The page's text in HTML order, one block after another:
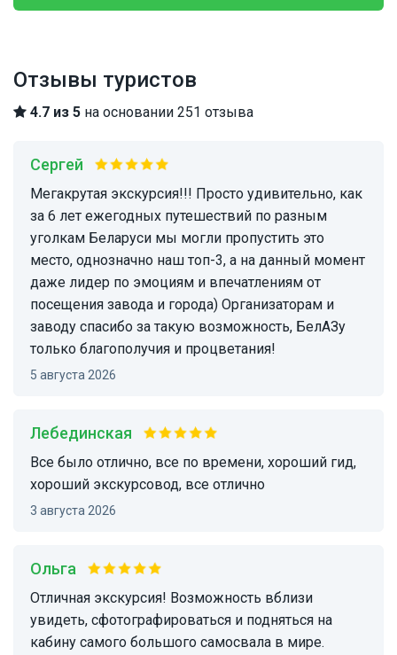
Отзывы туристов
4.7 из 5 на основании 251 отзыва
Сергей
Мегакрутая экскурсия!!! Просто удивительно, как
за 6 лет ежегодных путешествий по разным
уголкам Беларуси мы могли пропустить это
место, однозначно наш топ-3, а на данный момент
даже лидер по эмоциям и впечатлениям от
посещения завода и города) Организаторам и
заводу спасибо за такую возможность, БелАЗу
только благополучия и процветания!
5 августа 2026
Лебединская
Все было отлично, все по времени, хороший гид,
хороший экскурсовод, все отлично
3 августа 2026
Ольга
Отличная экскурсия! Возможность вблизи
увидеть, сфотографироваться и подняться на
кабину самого большого самосвала в мире.